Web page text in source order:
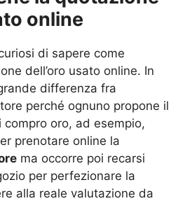
online
di sapere come
dell’oro usato online. In
differenza fra
perché ognuno propone il
oro, ad esempio,
prenotare online la
ma occorre poi recarsi
per perfezionare la
alla reale valutazione da